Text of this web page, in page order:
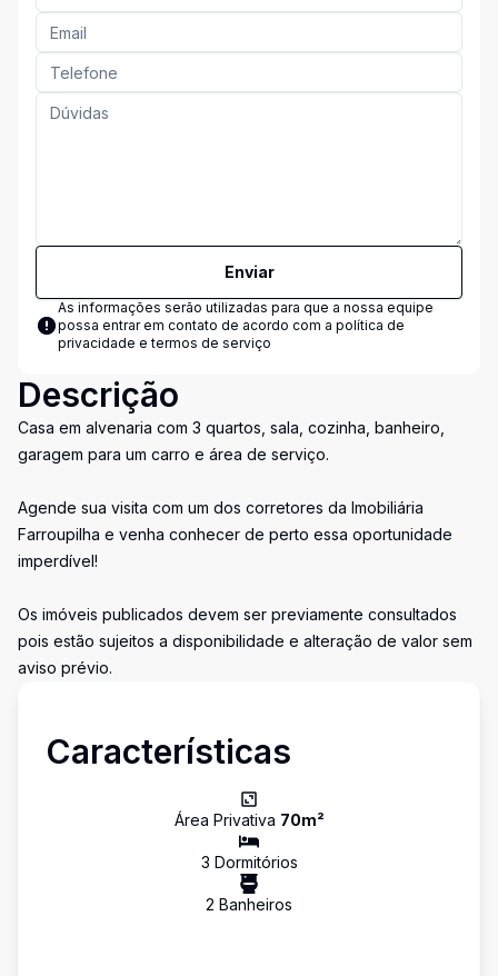
Enviar
As informações serão utilizadas para que a nossa equipe
possa entrar em contato de acordo com a política de
privacidade e termos de serviço
Descrição
Casa em alvenaria com 3 quartos, sala, cozinha, banheiro,
garagem para um carro e área de serviço.
Agende sua visita com um dos corretores da Imobiliária
Farroupilha e venha conhecer de perto essa oportunidade
imperdível!
Os imóveis publicados devem ser previamente consultados
pois estão sujeitos a disponibilidade e alteração de valor sem
aviso prévio.
Características
Área Privativa 70m²
3 Dormitórios
2 Banheiros